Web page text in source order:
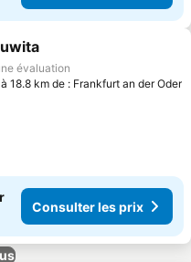
à mes favoris
évaluation
18.8 km de : Frankfurt an der Oder
Consulter les prix